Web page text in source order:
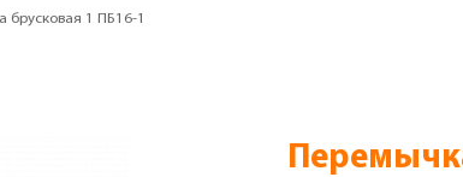
брусковая 1 ПБ16-1